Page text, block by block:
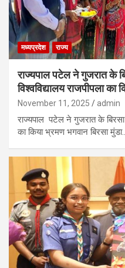
मध्यप्रदेश राज्य
राज्यपाल पटेल ने गुजरात के
विश्वविद्यालय राजपीपला का
November 11, 2025 admin
राज्यपाल पटेल ने गुजरात के बिरसा
का किया भ्रमण भगवान बिरसा